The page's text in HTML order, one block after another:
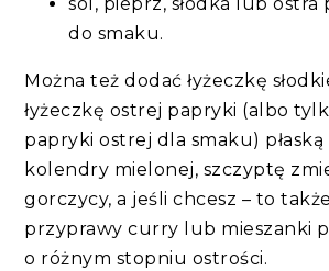
do smaku.
Można też dodać łyżeczkę
łyżeczkę ostrej papryki (albo
papryki ostrej dla smaku) płaską
kolendry mielonej, szczyptę
gorczycy, a jeśli chcesz – to
przyprawy curry lub mieszanki
o różnym stopniu ostrości.